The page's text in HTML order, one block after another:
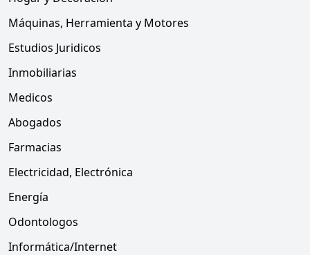
Máquinas, Herramienta y Motores
Estudios Juridicos
Inmobiliarias
Medicos
Abogados
Farmacias
Electricidad, Electrónica
Energía
Odontologos
Informática/Internet